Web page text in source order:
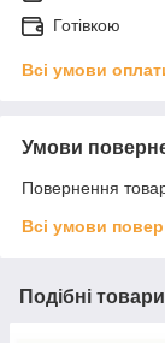
Готівкою
Всі умови
Умови
Повернення
Всі умови
Подібні